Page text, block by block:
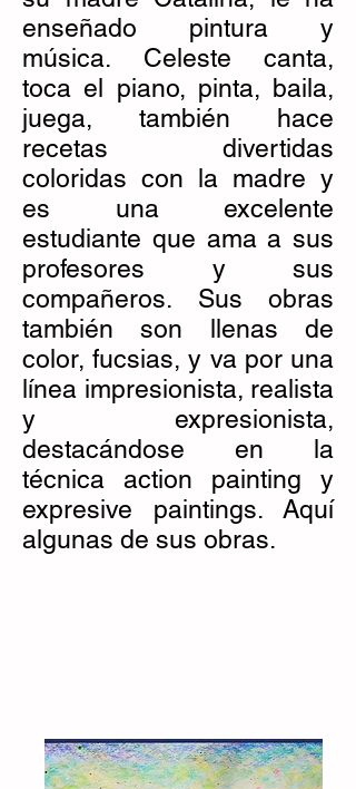
enseñado pintura y
música. Celeste canta,
toca el piano, pinta, baila,
juega, también hace
recetas divertidas
coloridas con la madre y
es una excelente
estudiante que ama a sus
profesores y sus
compañeros. Sus obras
también son llenas de
color, fucsias, y va por una
línea impresionista, realista
y expresionista,
destacándose en la
técnica action painting y
expresive paintings. Aquí
algunas de sus obras.